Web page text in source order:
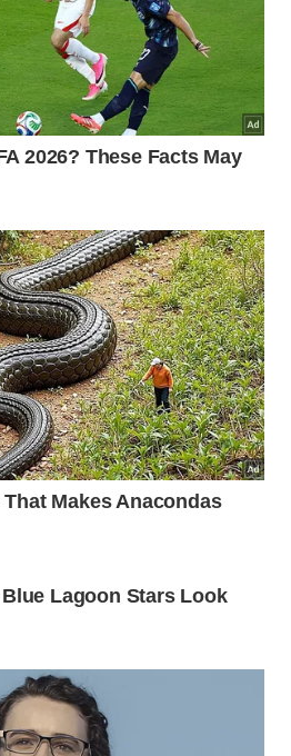
a extensão física da nossa mente
gerada por inteligência artificial
excessiva
do legal?
onde a curiosidade
mais graves, na prática de
É crucial entender que a sua
garantido por lei e que,
e as conversas
recursos legais e
do condomínio para proteger
das ocorrências,
que a vigilância se torna
qualquer
ou às autoridades. A
paz de espírito ou a
dentro das suas